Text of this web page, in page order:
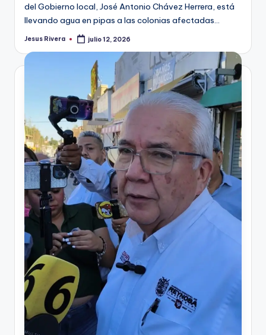
del Gobierno local, José Antonio Chávez Herrera, está
llevando agua en pipas a las colonias afectadas…
Publicado
Jesus Rivera julio 12, 2026